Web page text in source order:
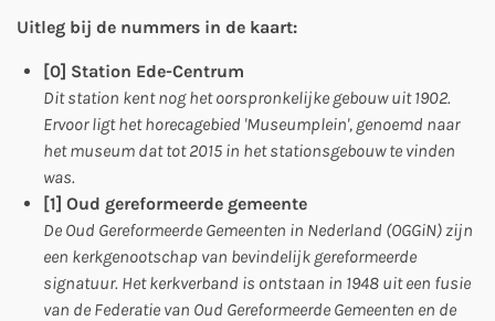
Uitleg bij de nummers in de kaart:
[0] Station Ede-Centrum
Dit station kent nog het oorspronkelijke gebouw uit 1902.
Ervoor ligt het horecagebied 'Museumplein', genoemd naar
het museum dat tot 2015 in het stationsgebouw te vinden
was.
[1] Oud gereformeerde gemeente
De Oud Gereformeerde Gemeenten in Nederland (OGGiN) zijn
een kerkgenootschap van bevindelijk gereformeerde
signatuur. Het kerkverband is ontstaan in 1948 uit een fusie
van de Federatie van Oud Gereformeerde Gemeenten en de